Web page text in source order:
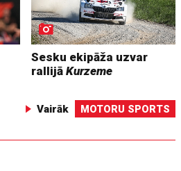
Sesku ekipāža uzvar
rallijāKurzeme
Vairāk MOTORU SPORTS